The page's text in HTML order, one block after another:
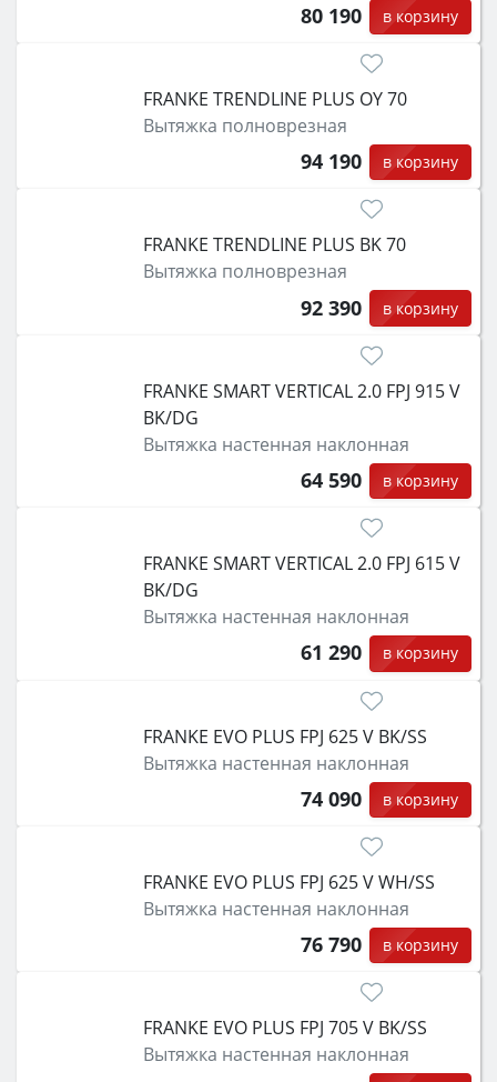
80 190 в корзину
FRANKE TRENDLINE PLUS OY 70
Вытяжка полноврезная
94 190 в корзину
FRANKE TRENDLINE PLUS BK 70
Вытяжка полноврезная
92 390 в корзину
FRANKE SMART VERTICAL 2.0 FPJ 915 V
BK/DG
Вытяжка настенная наклонная
64 590 в корзину
FRANKE SMART VERTICAL 2.0 FPJ 615 V
BK/DG
Вытяжка настенная наклонная
61 290 в корзину
FRANKE EVO PLUS FPJ 625 V BK/SS
Вытяжка настенная наклонная
74 090 в корзину
FRANKE EVO PLUS FPJ 625 V WH/SS
Вытяжка настенная наклонная
76 790 в корзину
FRANKE EVO PLUS FPJ 705 V BK/SS
Вытяжка настенная наклонная